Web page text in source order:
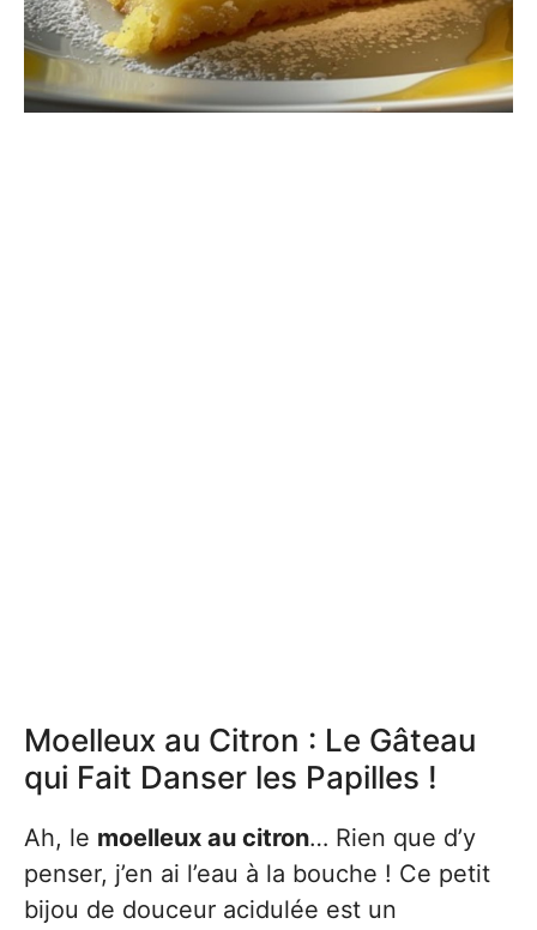
Moelleux au Citron : Le Gâteau
qui Fait Danser les Papilles !
Ah, le moelleux au citron… Rien que d’y
penser, j’en ai l’eau à la bouche ! Ce petit
bijou de douceur acidulée est un